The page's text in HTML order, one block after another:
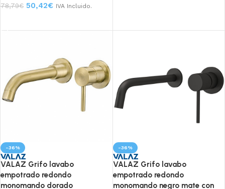
78,79€ 50,42€ IVA Incluido.
-36%
VALAZ Grifo lavabo
empotrado redondo
monomando dorado
-36%
VALAZ Grifo lavabo
empotrado redondo
monomando negro mate con